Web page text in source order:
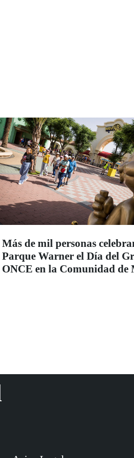
Más de mil personas
Parque Warner el Día del
ONCE en la Comunidad